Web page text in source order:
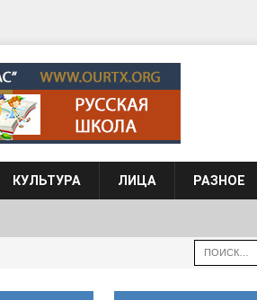
КУЛЬТУРА ЛИЦА РАЗНОЕ